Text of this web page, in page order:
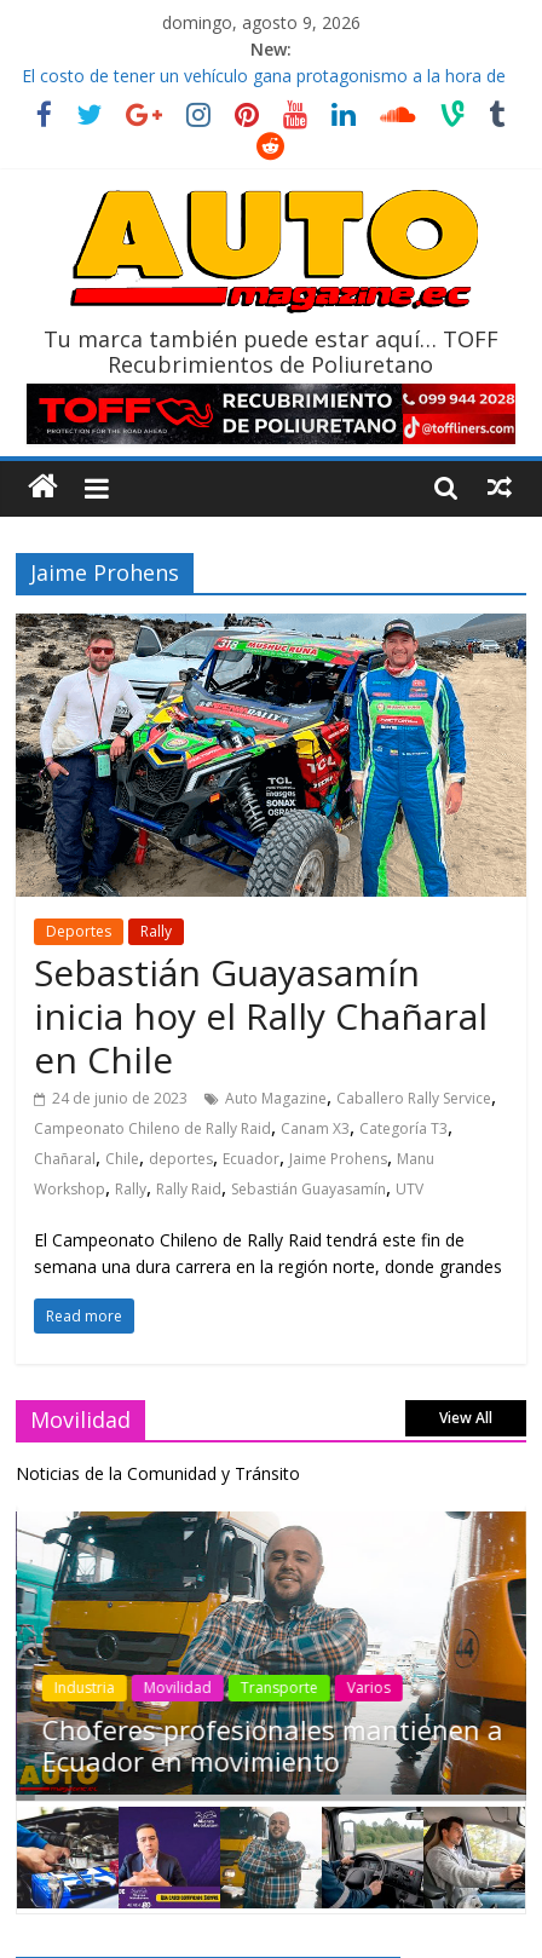
domingo, agosto 9, 2026
New:
La FEDAK recibe 12 Sinotruk Bolden para cubrir las rutas de La
Vuelta
El costo de tener un vehículo gana protagonismo a la hora de
¿Qué puede pasar con tu vehículo si permanece varios días sin
La Vuelta al Ecuador 2026, edición 47ª, recorre 7 provincias en 8
Tu marca también puede estar aquí… TOFF
Recubrimientos de Poliuretano
Jaime Prohens
Deportes Rally
Sebastián Guayasamín
inicia hoy el Rally Chañaral
en Chile
24 de junio de 2023 Auto Magazine, Caballero Rally Service,
Campeonato Chileno de Rally Raid, Canam X3, Categoría T3,
Chañaral, Chile, deportes, Ecuador, Jaime Prohens, Manu
Workshop, Rally, Rally Raid, Sebastián Guayasamín, UTV
El Campeonato Chileno de Rally Raid tendrá este fin de
semana una dura carrera en la región norte, donde grandes
Read more
Movilidad View All
Noticias de la Comunidad y Tránsito
Industria Movilidad Transporte Varios
Choferes profesionales mantienen a
Ecuador en movimiento